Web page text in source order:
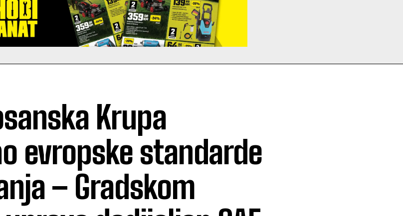
Krupa
evropske standarde
– Gradskom